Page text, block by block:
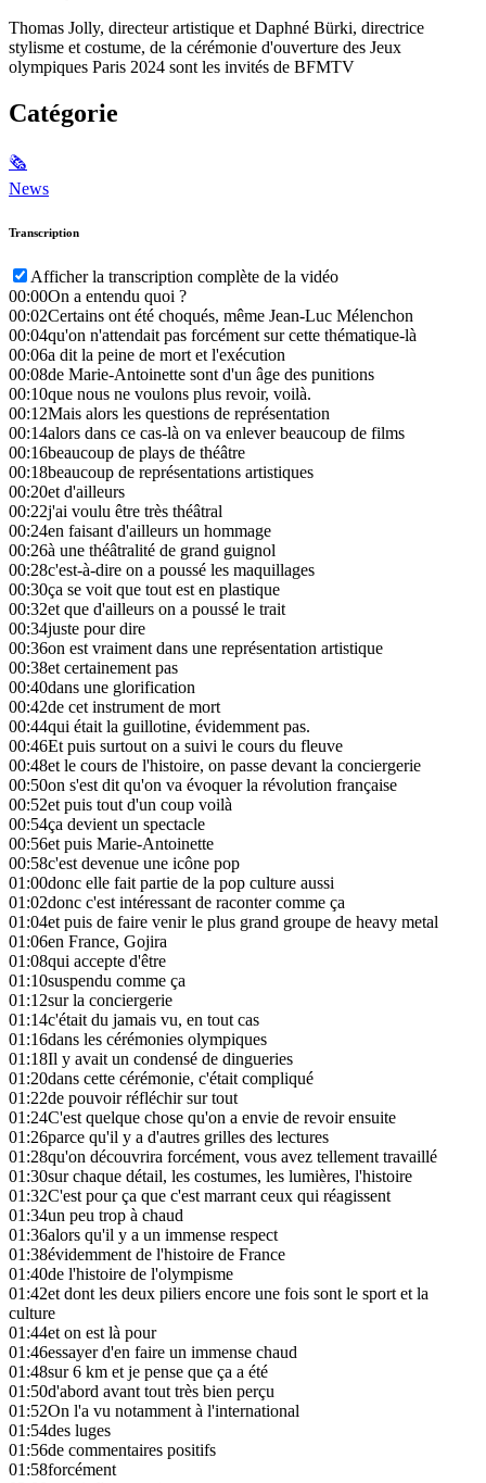
Thomas Jolly, directeur artistique et Daphné Bürki, directrice
stylisme et costume, de la cérémonie d'ouverture des Jeux
olympiques Paris 2024 sont les invités de BFMTV
Catégorie
🗞
News
Transcription
Afficher la transcription complète de la vidéo
00:00On a entendu quoi ?
00:02Certains ont été choqués, même Jean-Luc Mélenchon
00:04qu'on n'attendait pas forcément sur cette thématique-là
00:06a dit la peine de mort et l'exécution
00:08de Marie-Antoinette sont d'un âge des punitions
00:10que nous ne voulons plus revoir, voilà.
00:12Mais alors les questions de représentation
00:14alors dans ce cas-là on va enlever beaucoup de films
00:16beaucoup de plays de théâtre
00:18beaucoup de représentations artistiques
00:20et d'ailleurs
00:22j'ai voulu être très théâtral
00:24en faisant d'ailleurs un hommage
00:26à une théâtralité de grand guignol
00:28c'est-à-dire on a poussé les maquillages
00:30ça se voit que tout est en plastique
00:32et que d'ailleurs on a poussé le trait
00:34juste pour dire
00:36on est vraiment dans une représentation artistique
00:38et certainement pas
00:40dans une glorification
00:42de cet instrument de mort
00:44qui était la guillotine, évidemment pas.
00:46Et puis surtout on a suivi le cours du fleuve
00:48et le cours de l'histoire, on passe devant la conciergerie
00:50on s'est dit qu'on va évoquer la révolution française
00:52et puis tout d'un coup voilà
00:54ça devient un spectacle
00:56et puis Marie-Antoinette
00:58c'est devenue une icône pop
01:00donc elle fait partie de la pop culture aussi
01:02donc c'est intéressant de raconter comme ça
01:04et puis de faire venir le plus grand groupe de heavy metal
01:06en France, Gojira
01:08qui accepte d'être
01:10suspendu comme ça
01:12sur la conciergerie
01:14c'était du jamais vu, en tout cas
01:16dans les cérémonies olympiques
01:18Il y avait un condensé de dingueries
01:20dans cette cérémonie, c'était compliqué
01:22de pouvoir réfléchir sur tout
01:24C'est quelque chose qu'on a envie de revoir ensuite
01:26parce qu'il y a d'autres grilles des lectures
01:28qu'on découvrira forcément, vous avez tellement travaillé
01:30sur chaque détail, les costumes, les lumières, l'histoire
01:32C'est pour ça que c'est marrant ceux qui réagissent
01:34un peu trop à chaud
01:36alors qu'il y a un immense respect
01:38évidemment de l'histoire de France
01:40de l'histoire de l'olympisme
01:42et dont les deux piliers encore une fois sont le sport et la
culture
01:44et on est là pour
01:46essayer d'en faire un immense chaud
01:48sur 6 km et je pense que ça a été
01:50d'abord avant tout très bien perçu
01:52On l'a vu notamment à l'international
01:54des luges
01:56de commentaires positifs
01:58forcément